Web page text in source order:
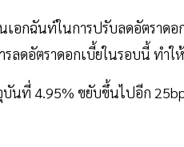
เอกฉันท์ในการปรับลดอัตราด
ลดอัตราดอกเบี้ยในรอบนี้ ทำใ
บันที่ 4.95% ขยับขึ้นไปอีก